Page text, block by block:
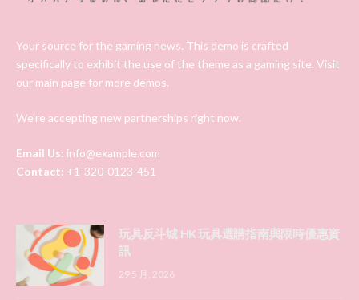
Your source for the gaming news. This demo is crafted
specifically to exhibit the use of the theme as a gaming site. Visit
our main page for more demos.
We're accepting new partnerships right now.
Email Us: info@example.com
Contact: +1-320-0123-451
玩具反斗城 HK 玩具選購指南與限時優惠資
訊
29 5 月, 2026